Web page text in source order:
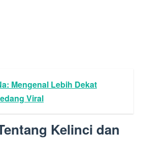
Mengenal Lebih Dekat
Viral
Kelinci dan